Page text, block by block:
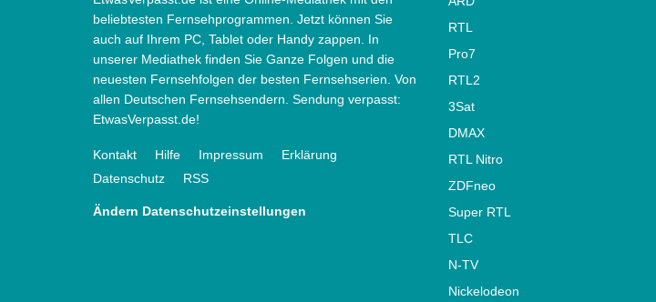
beliebtesten Fernsehprogrammen. Jetzt können Sie
auch auf Ihrem PC, Tablet oder Handy zappen. In
unserer Mediathek finden Sie Ganze Folgen und die
neuesten Fernsehfolgen der besten Fernsehserien. Von
allen Deutschen Fernsehsendern. Sendung verpasst:
EtwasVerpasst.de!
Kontakt Hilfe Impressum
Erklärung
Datenschutz
RSS
Ändern Datenschutzeinstellungen
RTL
Pro7
RTL2
3Sat
DMAX
RTL Nitro
ZDFneo
Super RTL
TLC
N-TV
Nickelodeon